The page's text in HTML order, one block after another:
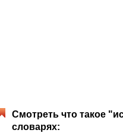
Смотреть что такое
словарях: